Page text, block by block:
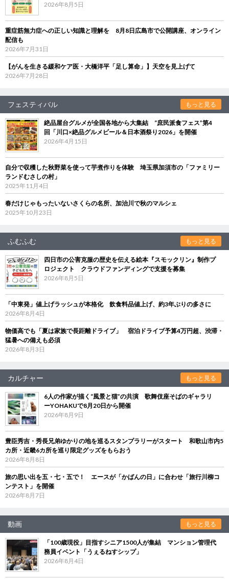
2026年8月5日
重症筋無力症への正しい知識と理解を 8月8日広島市で公開講座、オンライン
配信も
2026年7月31日
【がんを生きる緩和ケア医・大橋洋平「足し算命」】天空を見上げて
2026年7月28日
フェスティバル もっと見る
絶品屋台グルメが全国各地から大集結 “庶民派食フェス”第4
回「川口×絶品グルメビール＆日本酒祭り2026」を開催
2026年4月15日
自分で収穫した秋野菜を使って芋煮作りを体験 埼玉県加須市の「ファミリー
ランドむさしの村」
2025年11月4日
春だけじゃもったいないさくらの名所、加治川で秋のマルシェ
2025年10月23日
ふむふむ もっと見る
四日市の公害克服の歴史を伝える絵本『スモックリン』制作プ
ロジェクト クラウドファンディングで支援を募集
2026年8月5日
「中東発」値上げラッシュが本格化 飲食料品値上げ、約3年ぶりの多さに
2026年8月4日
物価高でも「夏は家族で長距離ドライブ」 宿泊ドライブ予算4万円超、渋滞・
猛暑への備えも必須
2026年8月3日
カルチャー もっと見る
6人の作家が描く“風景と猫”の共演 歌舞伎座そばのギャラリ
ーYOHAKUで8月20日から開催
2026年8月9日
豊臣秀吉・秀長兄弟ゆかりの地を巡るスタンプラリーがスタート 和歌山市内5
カ所・近畿6カ所を巡り限定グッズをもらおう
2026年8月8日
旅の思い出を五・七・五で！ エースが「かばんの日」に合わせ「旅行川柳コ
ンテスト」を開催
2026年8月7日
動画 もっと見る
「100歳現役」目指すシニア1500人が集結 マンション管理代
務員イベント「うぇるねすシップ」
2026年8月4日